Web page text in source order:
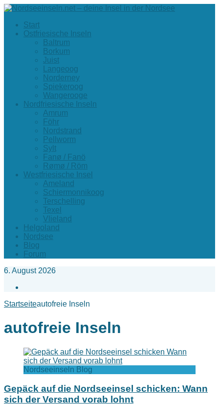
Start
Ostfriesische Inseln
Baltrum
Borkum
Juist
Langeoog
Norderney
Spiekeroog
Wangerooge
Nordfriesische Inseln
Amrum
Föhr
Nordstrand
Pellworm
Sylt
Fanø / Fanö
Rømø / Röm
Westfriesische Insel
Ameland
Schiermonnikoog
Terschelling
Texel
Vlieland
Helgoland
Nordsee
Blog
Forum
6. August 2026
Startseiteautofreie Inseln
autofreie Inseln
Nordseeinseln Blog
Gepäck auf die Nordseeinsel schicken: Wann
sich der Versand vorab lohnt